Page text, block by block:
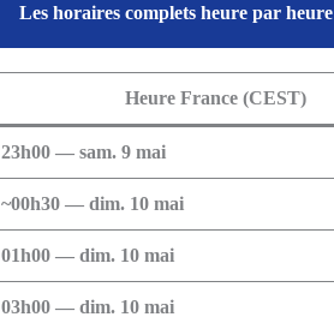
Les horaires complets heure par heure
Heure France (CEST)
23h00 — sam. 9 mai
~00h30 — dim. 10 mai
01h00 — dim. 10 mai
03h00 — dim. 10 mai